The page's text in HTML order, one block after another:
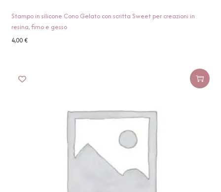
Stampo in silicone Cono Gelato con scritta Sweet per creazioni in
resina, fimo e gesso
4,00€